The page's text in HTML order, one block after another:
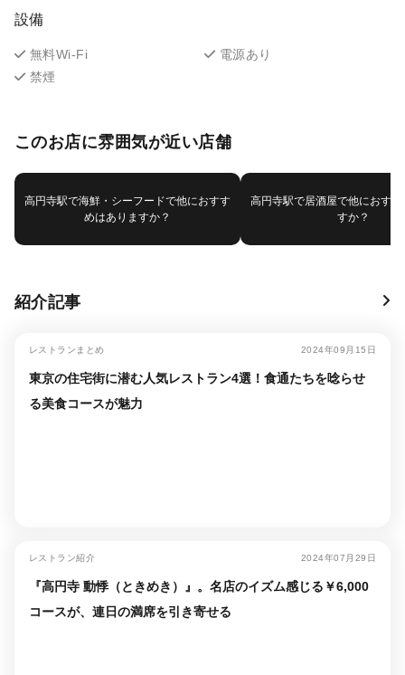
設備
無料Wi-Fi
電源あり
禁煙
このお店に雰囲気が近い店舗
高円寺駅で海鮮・シーフードで他におすす
めはありますか？
高円寺駅で居酒屋で他におす
すか？
紹介記事
レストランまとめ 2024年09月15日
東京の住宅街に潜む人気レストラン4選！食通たちを唸らせ
る美食コースが魅力
レストラン紹介 2024年07月29日
『高円寺 動悸（ときめき）』。名店のイズム感じる￥6,000
コースが、連日の満席を引き寄せる